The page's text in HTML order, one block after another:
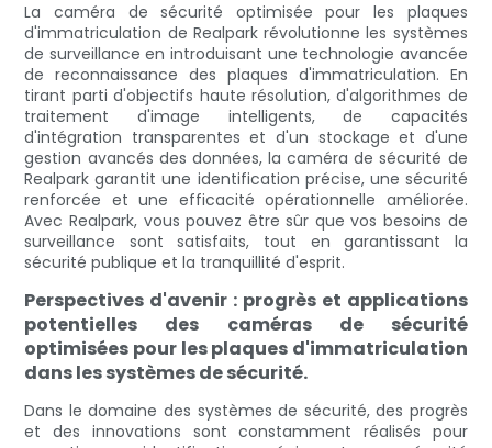
La caméra de sécurité optimisée pour les plaques
d'immatriculation de Realpark révolutionne les systèmes
de surveillance en introduisant une technologie avancée
de reconnaissance des plaques d'immatriculation. En
tirant parti d'objectifs haute résolution, d'algorithmes de
traitement d'image intelligents, de capacités
d'intégration transparentes et d'un stockage et d'une
gestion avancés des données, la caméra de sécurité de
Realpark garantit une identification précise, une sécurité
renforcée et une efficacité opérationnelle améliorée.
Avec Realpark, vous pouvez être sûr que vos besoins de
surveillance sont satisfaits, tout en garantissant la
sécurité publique et la tranquillité d'esprit.
Perspectives d'avenir : progrès et applications
potentielles des caméras de sécurité
optimisées pour les plaques d'immatriculation
dans les systèmes de sécurité.
Dans le domaine des systèmes de sécurité, des progrès
et des innovations sont constamment réalisés pour